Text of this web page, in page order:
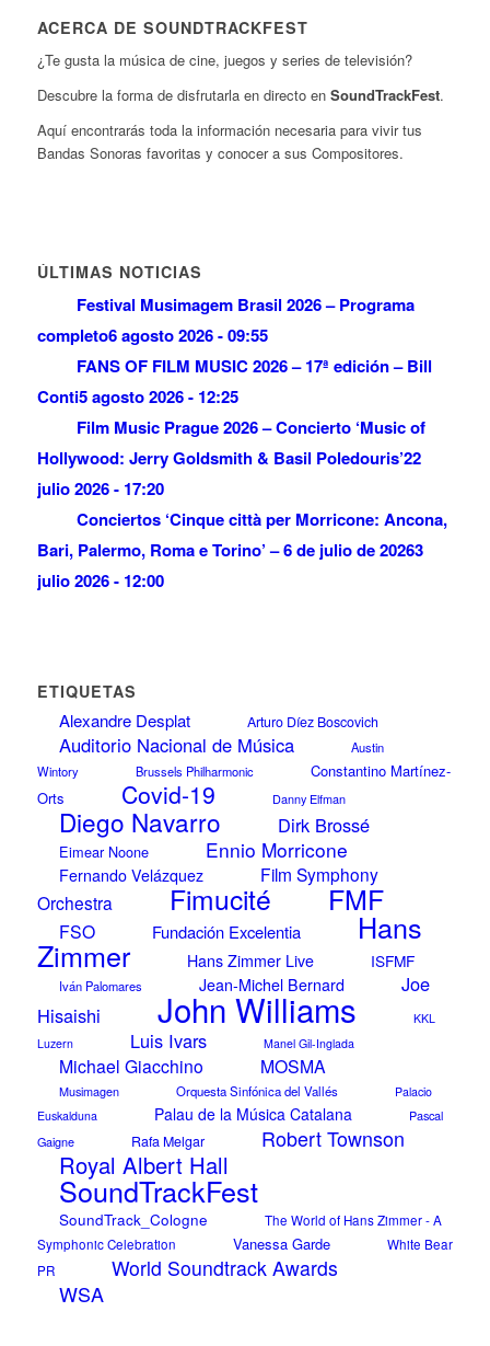
ACERCA DE SOUNDTRACKFEST
¿Te gusta la música de cine, juegos y series de televisión?
Descubre la forma de disfrutarla en directo en SoundTrackFest.
Aquí encontrarás toda la información necesaria para vivir tus
Bandas Sonoras favoritas y conocer a sus Compositores.
ÚLTIMAS NOTICIAS
Festival Musimagem Brasil 2026 – Programa
completo6 agosto 2026 - 09:55
FANS OF FILM MUSIC 2026 – 17ª edición – Bill
Conti5 agosto 2026 - 12:25
Film Music Prague 2026 – Concierto ‘Music of
Hollywood: Jerry Goldsmith & Basil Poledouris’22
julio 2026 - 17:20
Conciertos ‘Cinque città per Morricone: Ancona,
Bari, Palermo, Roma e Torino’ – 6 de julio de 20263
julio 2026 - 12:00
ETIQUETAS
Alexandre Desplat Arturo Díez Boscovich
Auditorio Nacional de Música
Austin
Wintory
Brussels Philharmonic
Constantino Martínez-
Orts
Covid-19 Danny Elfman
Diego Navarro Dirk Brossé
Eimear Noone Ennio Morricone
Fernando Velázquez
Film Symphony
Orchestra
Fimucité FMF
FSO Fundación Excelentia Hans
Zimmer Hans Zimmer Live ISFMF
Iván Palomares Jean-Michel Bernard
Joe
Hisaishi
John Williams
KKL
Luzern
Luis Ivars Manel Gil-Inglada
Michael Giacchino MOSMA
Musimagen Orquesta Sinfónica del Vallés
Palacio
Euskalduna
Palau de la Música Catalana
Pascal
Gaigne
Rafa Melgar Robert Townson
Royal Albert Hall
SoundTrackFest
SoundTrack_Cologne
The World of Hans Zimmer - A
Symphonic Celebration
Vanessa Garde
White Bear
PR
World Soundtrack Awards
WSA